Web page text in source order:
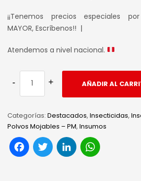
¡¡Tenemos precios especiales
MAYOR, Escríbenos!! |
Atendemos a nivel nacional.
AÑADIR AL
Categorías: Destacados, Insecticidas,
Polvos Mojables – PM, Insumos
Facebook
TwitterLinkedIn